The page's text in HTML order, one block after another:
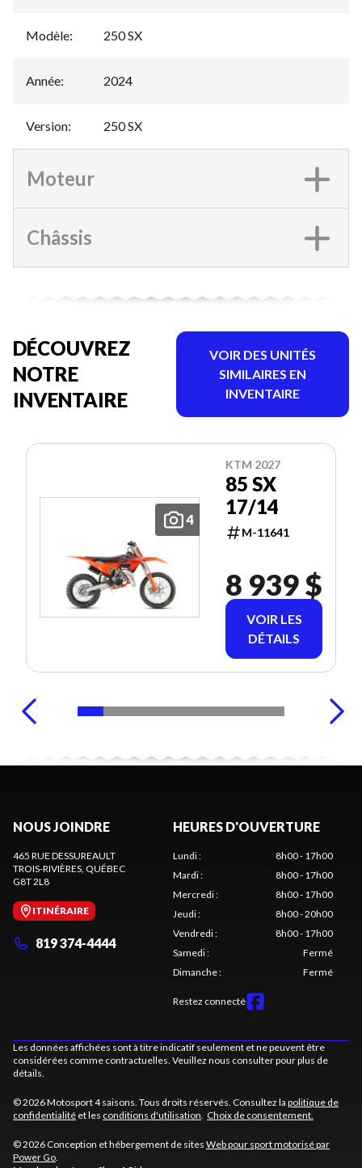
Modèle: 250 SX
Année: 2024
Version: 250 SX
Moteur
Châssis
DÉCOUVREZ
NOTRE
INVENTAIRE
VOIR DES UNITÉS
SIMILAIRES EN
INVENTAIRE
4
KTM 2027
85 SX
17/14
M-11641
8 939 $
VOIR LES
DÉTAILS
NOUS JOINDRE
465 RUE DESSUREAULT
TROIS-RIVIÈRES , QUÉBEC
G8T 2L8
ITINÉRAIRE
819 374-4444
HEURES D'OUVERTURE
Lundi:
8h00 - 17h00
Mardi:
8h00 - 17h00
Mercredi:
8h00 - 17h00
Jeudi:
8h00 - 20h00
Vendredi:
8h00 - 17h00
Samedi:
Fermé
Dimanche: Fermé
Restez connecté
Les données affichées sont à titre indicatif seulement et ne peuvent être
considérées comme contractuelles. Veuillez nous consulter pour plus de
détails.
© 2026 Motosport 4 saisons. Tous droits réservés. Consultez la politique de
confidentialité et les conditions d'utilisation Choix de consentement.
© 2026 Conception et hébergement de sites Web pour sport motorisé par
Power Go